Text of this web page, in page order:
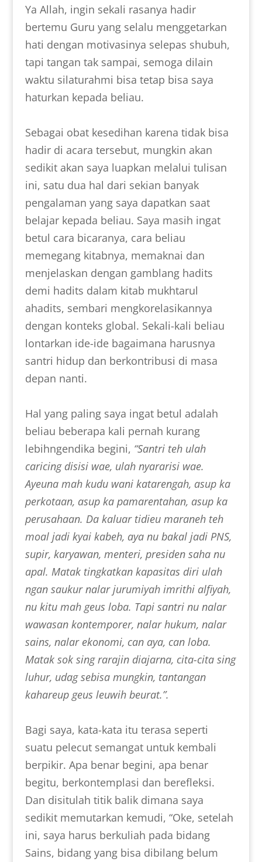
Ya Allah, ingin sekali rasanya hadir
bertemu Guru yang selalu menggetarkan
hati dengan motivasinya selepas shubuh,
tapi tangan tak sampai, semoga dilain
waktu silaturahmi bisa tetap bisa saya
haturkan kepada beliau.
Sebagai obat kesedihan karena tidak bisa
hadir di acara tersebut, mungkin akan
sedikit akan saya luapkan melalui tulisan
ini, satu dua hal dari sekian banyak
pengalaman yang saya dapatkan saat
belajar kepada beliau. Saya masih ingat
betul cara bicaranya, cara beliau
memegang kitabnya, memaknai dan
menjelaskan dengan gamblang hadits
demi hadits dalam kitab mukhtarul
ahadits, sembari mengkorelasikannya
dengan konteks global. Sekali-kali beliau
lontarkan ide-ide bagaimana harusnya
santri hidup dan berkontribusi di masa
depan nanti.
Hal yang paling saya ingat betul adalah
beliau beberapa kali pernah kurang
lebihngendika begini, “Santri teh ulah
caricing disisi wae, ulah nyararisi wae.
Ayeuna mah kudu wani katarengah, asup ka
perkotaan, asup ka pamarentahan, asup ka
perusahaan. Da kaluar tidieu maraneh teh
moal jadi kyai kabeh, aya nu bakal jadi PNS,
supir, karyawan, menteri, presiden saha nu
apal. Matak tingkatkan kapasitas diri ulah
ngan saukur nalar jurumiyah imrithi alfiyah,
nu kitu mah geus loba. Tapi santri nu nalar
wawasan kontemporer, nalar hukum, nalar
sains, nalar ekonomi, can aya, can loba.
Matak sok sing rarajin diajarna, cita-cita sing
luhur, udag sebisa mungkin, tantangan
kahareup geus leuwih beurat.”.
Bagi saya, kata-kata itu terasa seperti
suatu pelecut semangat untuk kembali
berpikir. Apa benar begini, apa benar
begitu, berkontemplasi dan berefleksi.
Dan disitulah titik balik dimana saya
sedikit memutarkan kemudi, “Oke, setelah
ini, saya harus berkuliah pada bidang
Sains, bidang yang bisa dibilang belum